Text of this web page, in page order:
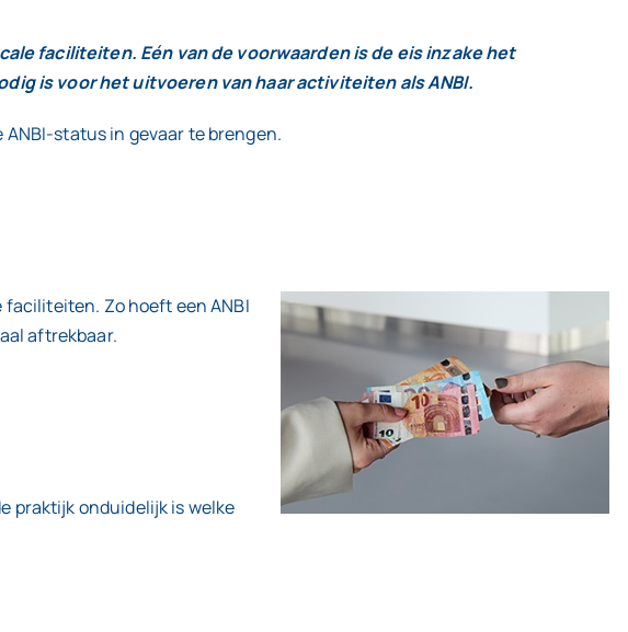
faciliteiten. Eén van de voorwaarden is de eis inzake het
is voor het uitvoeren van haar activiteiten als ANBI.
status in gevaar te brengen.
faciliteiten. Zo hoeft een ANBI
aftrekbaar.
praktijk onduidelijk is welke